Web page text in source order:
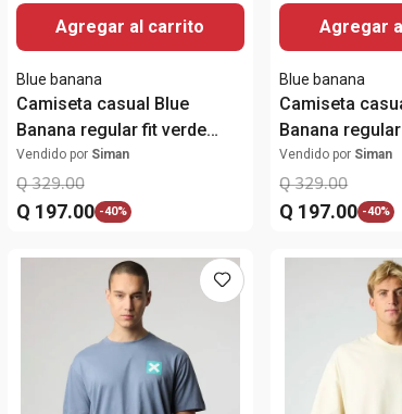
Agregar al carrito
Blue banana
Camiseta casual Blue
Banana regular fit verde
estampada para hombre
Vendido por Siman
Q 329.00
Q 197.00 -40%
Agregar
Blue banana
Camiseta
Banana
estampada
Vendido por Siman
Q 329.00
Q 197.00 -40%